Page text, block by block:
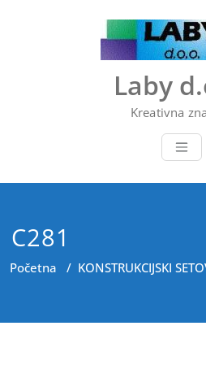
Laby
Kreativna
C281
Početna / KONSTRUKCIJSKI